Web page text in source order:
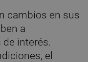
cambios en sus
a
interés.
el